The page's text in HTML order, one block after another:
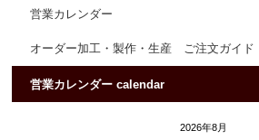
営業カレンダー
オーダー加工・製作・生産 ご注文ガイド
営業カレンダー calendar
2026年8月